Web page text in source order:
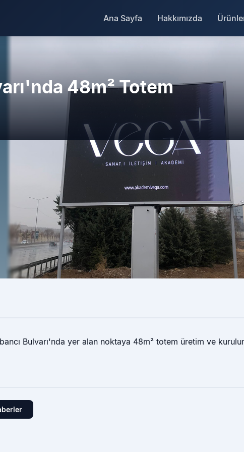
Ana Sayfa Hakkımızda
48m² Totem
Bulvarı'nda yer alan noktaya 48m² totem üretim ve